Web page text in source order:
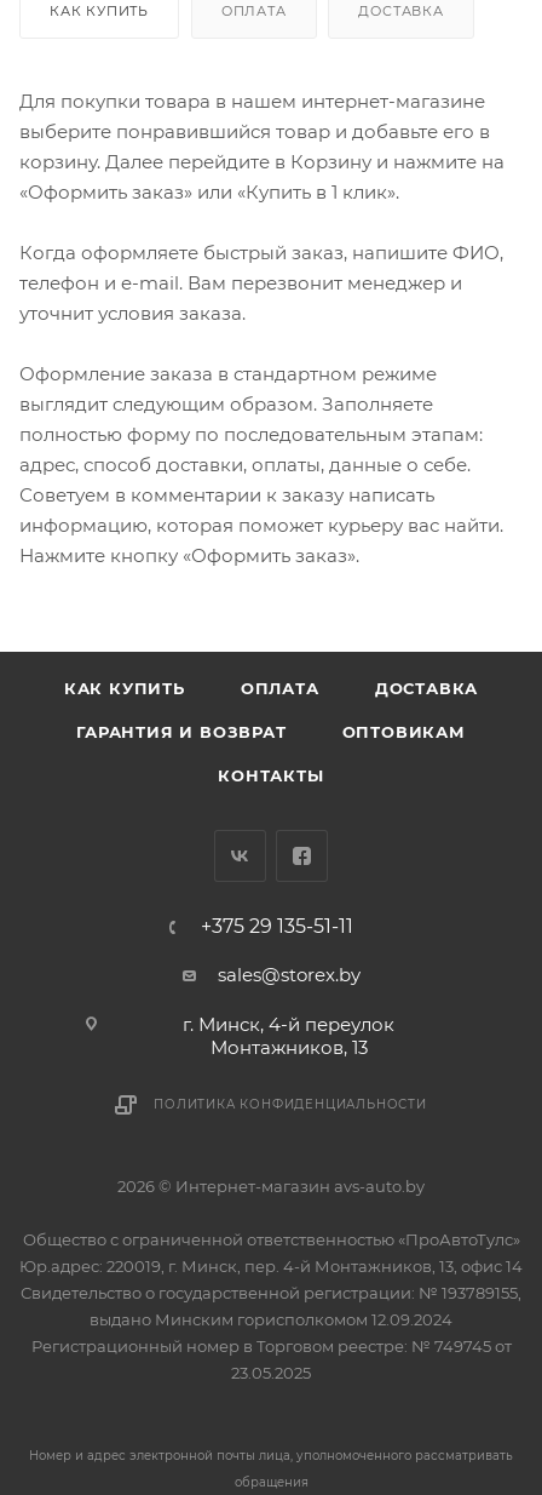
КАК КУПИТЬ ОПЛАТА ДОСТАВКА
Для покупки товара в нашем интернет-магазине
выберите понравившийся товар и добавьте его в
корзину. Далее перейдите в Корзину и нажмите на
«Оформить заказ» или «Купить в 1 клик».
Когда оформляете быстрый заказ, напишите ФИО,
телефон и e-mail. Вам перезвонит менеджер и
уточнит условия заказа.
Оформление заказа в стандартном режиме
выглядит следующим образом. Заполняете
полностью форму по последовательным этапам:
адрес, способ доставки, оплаты, данные о себе.
Советуем в комментарии к заказу написать
информацию, которая поможет курьеру вас найти.
Нажмите кнопку «Оформить заказ».
КАК КУПИТЬ ОПЛАТА ДОСТАВКА
ГАРАНТИЯ И ВОЗВРАТ ОПТОВИКАМ
КОНТАКТЫ
+375 29 135-51-11
sales@storex.by
г. Минск, 4-й переулок
Монтажников, 13
ПОЛИТИКА КОНФИДЕНЦИАЛЬНОСТИ
2026 © Интернет-магазин avs-auto.by
Общество с ограниченной ответственностью «ПроАвтоТулс»
Юр.адрес: 220019, г. Минск, пер. 4-й Монтажников, 13, офис 14
Свидетельство о государственной регистрации: № 193789155,
выдано Минским горисполкомом 12.09.2024
Регистрационный номер в Торговом реестре: № 749745 от
23.05.2025
Номер и адрес электронной почты лица, уполномоченного рассматривать
обращения